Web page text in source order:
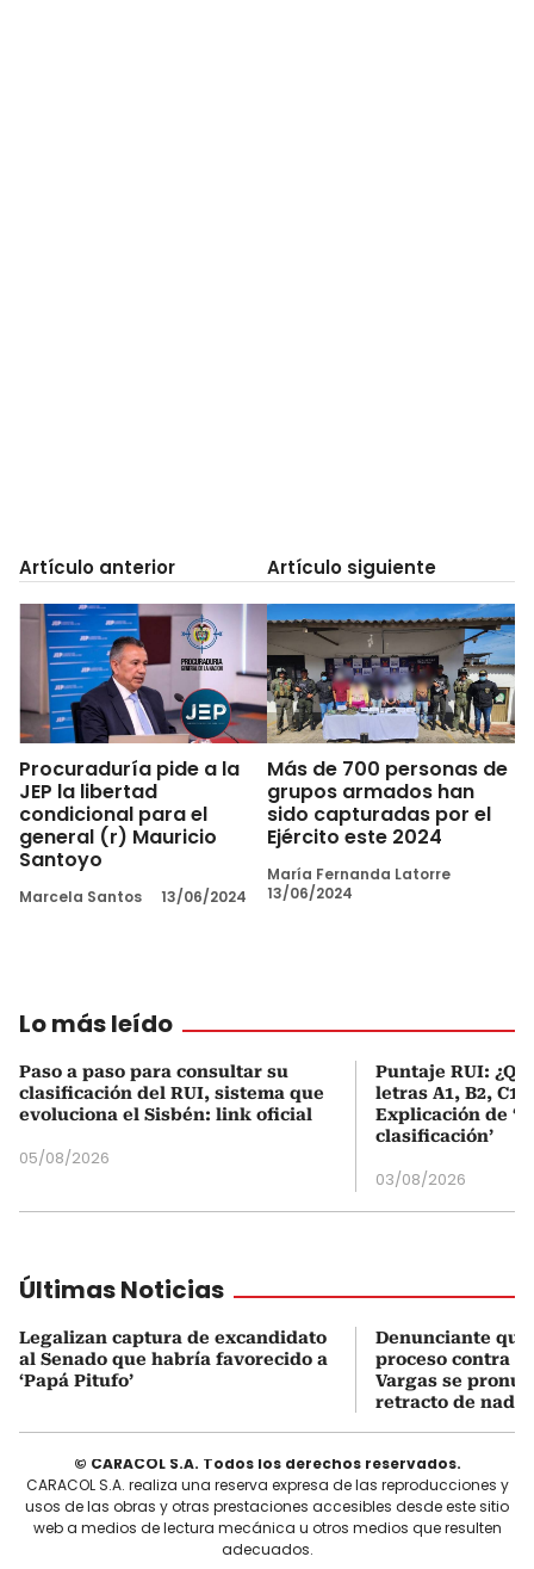
Artículo anterior
Procuraduría pide a la
JEP la libertad
condicional para el
general (r) Mauricio
Santoyo
Marcela Santos 13/06/2024
Artículo siguiente
Más de 700 personas de
grupos armados han
sido capturadas por el
Ejército este 2024
María Fernanda Latorre
13/06/2024
Lo más leído
Paso a paso para consultar su
clasificación del RUI, sistema que
evoluciona el Sisbén: link oficial
05/08/2026
Puntaje RUI:
letras A1, B2, C1
Explicación de
clasificación’
03/08/2026
Últimas Noticias
Legalizan captura de excandidato
al Senado que habría favorecido a
‘Papá Pitufo’
Denunciante
proceso contra
Vargas se
retracto de nada”
© CARACOL S.A. Todos los derechos reservados.
CARACOL S.A. realiza una reserva expresa de las reproducciones y
usos de las obras y otras prestaciones accesibles desde este sitio
web a medios de lectura mecánica u otros medios que resulten
adecuados.